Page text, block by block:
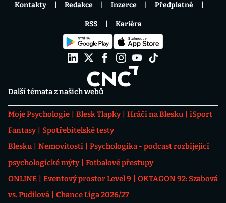
Další témata z našich webů
Moje Psychologie Blesk Tlapky Hráči na Blesku
iSport
Fantasy
Spotřebitelské testy
Blesku
Nemovitosti
Psychologika - podcast rozbíjející
psychologické mýty
Fotbalové přestupy
ONLINE
Eventový prostor Level 9
OKTAGON 92: Szabová
vs. Pudilová
Chance Liga 2026/27
Kontakty Redakce Inzerce Předplatné
RSS Kariéra